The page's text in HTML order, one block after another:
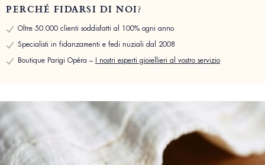
PERCHÉ FIDARSI DI NOI?
Oltre 50.000 clienti soddisfatti al 100% ogni anno
Specialisti in fidanzamenti e fedi nuziali dal 2008
Boutique Parigi Opéra – I nostri esperti gioiellieri al vostro servizio